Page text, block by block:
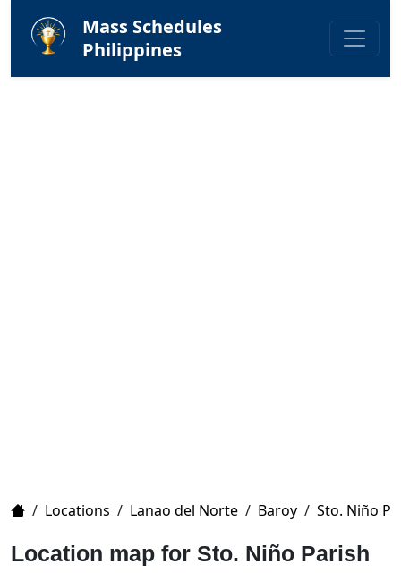
Mass Schedules
Philippines
Home
/ Locations / Lanao del Norte / Baroy / Sto. Niño
Location map for Sto. Niño Parish